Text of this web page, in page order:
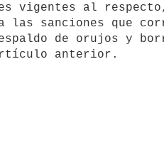
vigentes al
sanciones que
de orujos y
anterior.